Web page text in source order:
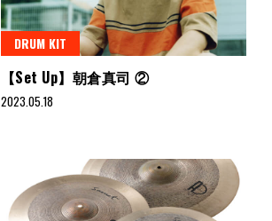
DRUM KIT
【Set Up】朝倉真司 ②
2023.05.18